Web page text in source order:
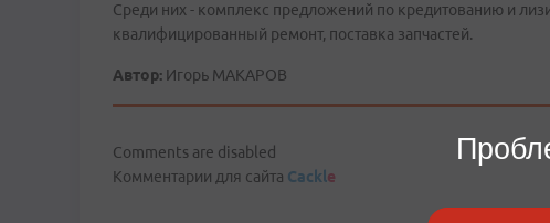
Среди них - комплекс предложений по кредитованию и
квалифицированный ремонт, поставка запчастей.
Автор: Игорь МАКАРОВ
Comments are disabled
Комментарии для сайта Cackle